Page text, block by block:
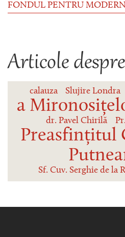
FONDUL PENTRU
Articole
calauza Slujire Londra
a
dr. Pavel Chirilă
Preasfințitul
Sf. Cuv. Serghie de la